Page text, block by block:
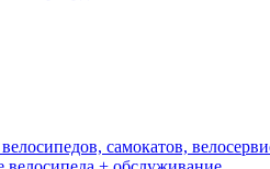
самокатов,